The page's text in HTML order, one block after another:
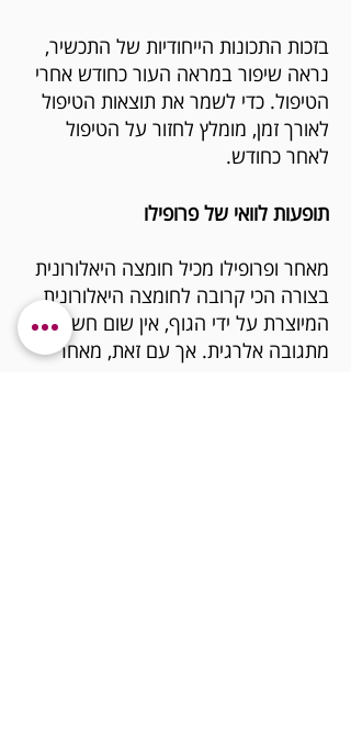
​בזכות התכונות הייחודיות של התכשיר,
נראה שיפור במראה העור כחודש אחרי
הטיפול. כדי לשמר את תוצאות הטיפול
לאורך זמן, מומלץ לחזור על הטיפול
לאחר כחודש.
תופעות לוואי של פרופילו
מאחר ופרופילו מכיל חומצה היאלורונית
בצורה הכי קרובה לחומצה היאלורונית
המיוצרת על ידי הגוף, אין שום חשש
מתגובה אלרגית. אך עם זאת, מאחר